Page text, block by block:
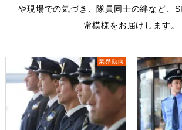
や現場での気づき、隊員同士の絆など、
常模様をお届けします。
業界動向